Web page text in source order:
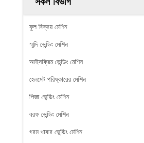
ফুল বিক্রয় মেশিন
স্মুদি ভেন্ডিং মেশিন
আইসক্রিম ভেন্ডিং মেশিন
হেলমেট পরিষ্কারের মেশিন
পিজা ভেন্ডিং মেশিন
বরফ ভেন্ডিং মেশিন
গরম খাবার ভেন্ডিং মেশিন